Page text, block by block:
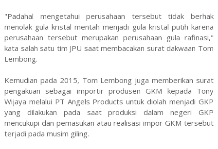
"Padahal mengetahui perusahaan tersebut tidak berhak
menolak gula kristal mentah menjadi gula kristal putih karena
perusahaan tersebut merupakan perusahaan gula rafinasi,"
kata salah satu tim JPU saat membacakan surat dakwaan Tom
Lembong.
Kemudian pada 2015, Tom Lembong juga memberikan surat
pengakuan sebagai importir produsen GKM kepada Tony
Wijaya melalui PT Angels Products untuk diolah menjadi GKP
yang dilakukan pada saat produksi dalam negeri GKP
mencukupi dan pemasukan atau realisasi impor GKM tersebut
terjadi pada musim giling.